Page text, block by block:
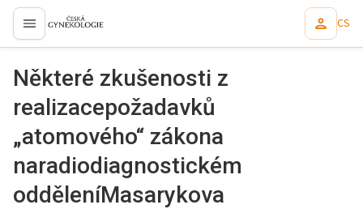
proLékaře.cz CS
Některé zkušenosti z
realizacepožadavků
„atomového“ zákona
naradiodiagnostickém
odděleníMasarykova